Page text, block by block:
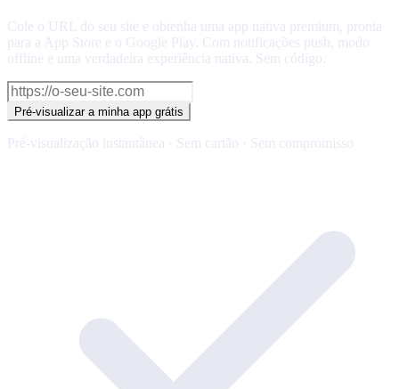
Cole o URL do seu site e obtenha uma app nativa premium, pronta
para a App Store e o Google Play. Com notificações push, modo
offline e uma verdadeira experiência nativa. Sem código.
Pré-visualizar a minha app grátis
Pré-visualização instantânea · Sem cartão · Sem compromisso